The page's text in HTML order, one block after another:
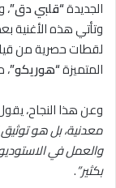
الجديدة“قلبي دق”
وتأتي هذه الأغنية
لقطات حصرية من
المتميزة“هوريكو”
وعن هذا النجاح،
معدنية، بل هو
والعمل في
بكثير”.